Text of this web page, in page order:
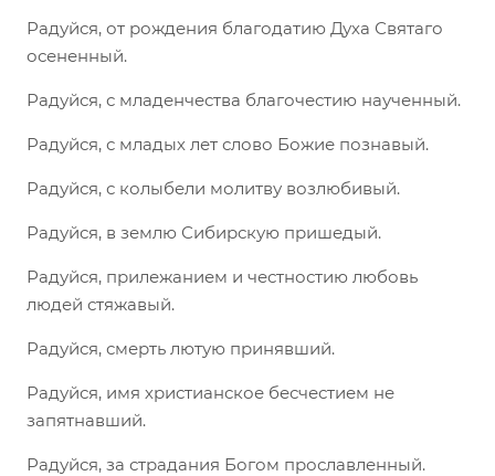
Радуйся, от рождения благодатию Духа Святаго
осененный.
Радуйся, с младенчества благочестию наученный.
Радуйся, с младых лет слово Божие познавый.
Радуйся, с колыбели молитву возлюбивый.
Радуйся, в землю Сибирскую пришедый.
Радуйся, прилежанием и честностию любовь
людей стяжавый.
Радуйся, смерть лютую принявший.
Радуйся, имя христианское бесчестием не
запятнавший.
Радуйся, за страдания Богом прославленный.